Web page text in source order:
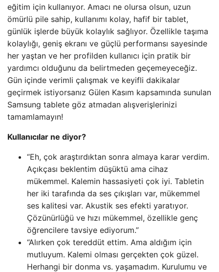
eğitim için kullanıyor. Amacı ne olursa olsun, uzun
ömürlü pile sahip, kullanımı kolay, hafif bir tablet,
günlük işlerde büyük kolaylık sağlıyor. Özellikle taşıma
kolaylığı, geniş ekranı ve güçlü performansı sayesinde
her yaştan ve her profilden kullanıcı için pratik bir
yardımcı olduğunu da belirtmeden geçemeyeceğiz.
Gün içinde verimli çalışmak ve keyifli dakikalar
geçirmek istiyorsanız Gülen Kasım kapsamında sunulan
Samsung tablete göz atmadan alışverişlerinizi
tamamlamayın!
Kullanıcılar ne diyor?
“Eh, çok araştırdıktan sonra almaya karar verdim.
Açıkçası beklentim düşüktü ama cihaz
mükemmel. Kalemin hassasiyeti çok iyi. Tabletin
her iki tarafında da ses çıkışları var, mükemmel
ses kalitesi var. Akustik ses efekti yaratıyor.
Çözünürlüğü ve hızı mükemmel, özellikle genç
öğrencilere tavsiye ediyorum.”
“Alırken çok tereddüt ettim. Ama aldığım için
mutluyum. Kalemi olması gerçekten çok güzel.
Herhangi bir donma vs. yaşamadım. Kurulumu ve